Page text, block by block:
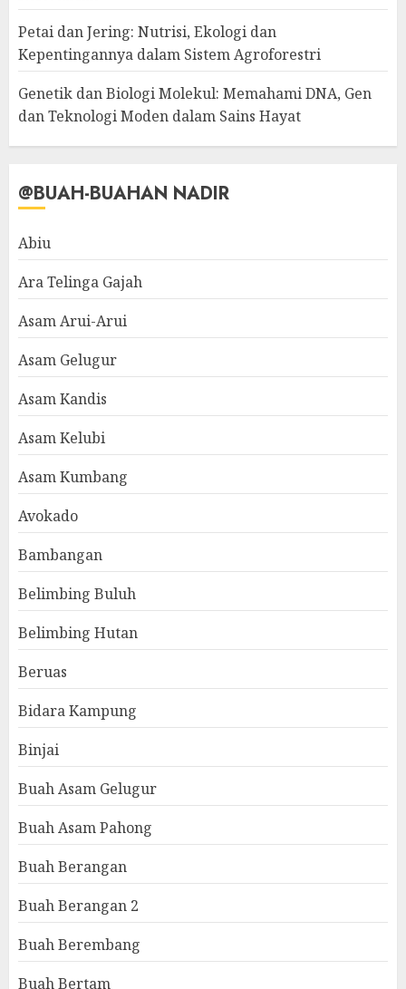
Petai dan Jering: Nutrisi, Ekologi dan
Kepentingannya dalam Sistem Agroforestri
Genetik dan Biologi Molekul: Memahami DNA, Gen
dan Teknologi Moden dalam Sains Hayat
@BUAH-BUAHAN NADIR
Abiu
Ara Telinga Gajah
Asam Arui-Arui
Asam Gelugur
Asam Kandis
Asam Kelubi
Asam Kumbang
Avokado
Bambangan
Belimbing Buluh
Belimbing Hutan
Beruas
Bidara Kampung
Binjai
Buah Asam Gelugur
Buah Asam Pahong
Buah Berangan
Buah Berangan 2
Buah Berembang
Buah Bertam